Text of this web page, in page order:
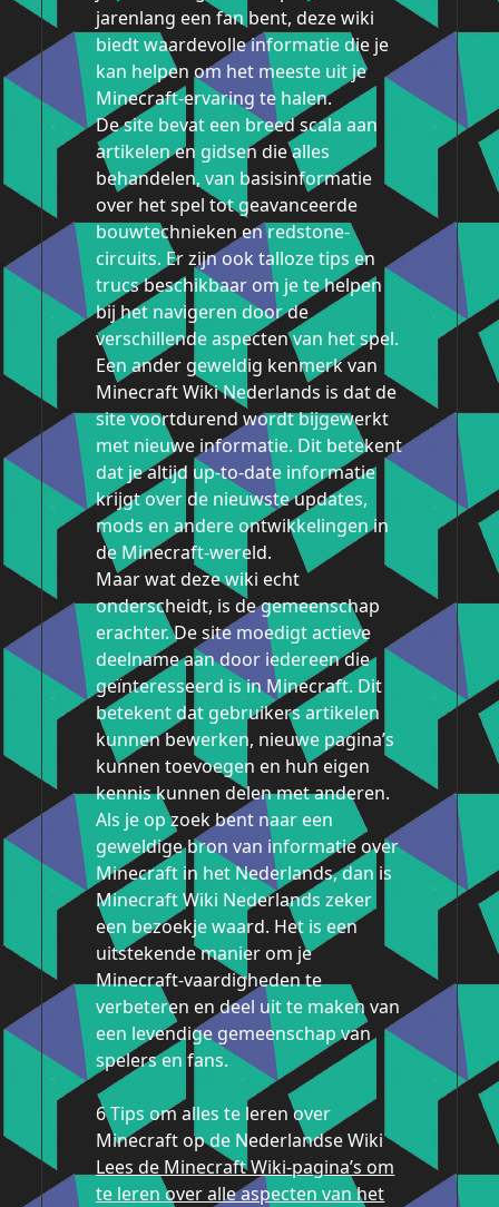
jarenlang een fan bent, deze wiki
biedt waardevolle informatie die je
kan helpen om het meeste uit je
Minecraft-ervaring te halen.
De site bevat een breed scala aan
artikelen en gidsen die alles
behandelen, van basisinformatie
over het spel tot geavanceerde
bouwtechnieken en redstone-
circuits. Er zijn ook talloze tips en
trucs beschikbaar om je te helpen
bij het navigeren door de
verschillende aspecten van het spel.
Een ander geweldig kenmerk van
Minecraft Wiki Nederlands is dat de
site voortdurend wordt bijgewerkt
met nieuwe informatie. Dit betekent
dat je altijd up-to-date informatie
krijgt over de nieuwste updates,
mods en andere ontwikkelingen in
de Minecraft-wereld.
Maar wat deze wiki echt
onderscheidt, is de gemeenschap
erachter. De site moedigt actieve
deelname aan door iedereen die
geïnteresseerd is in Minecraft. Dit
betekent dat gebruikers artikelen
kunnen bewerken, nieuwe pagina’s
kunnen toevoegen en hun eigen
kennis kunnen delen met anderen.
Als je op zoek bent naar een
geweldige bron van informatie over
Minecraft in het Nederlands, dan is
Minecraft Wiki Nederlands zeker
een bezoekje waard. Het is een
uitstekende manier om je
Minecraft-vaardigheden te
verbeteren en deel uit te maken van
een levendige gemeenschap van
spelers en fans.
6 Tips om alles te leren over
Minecraft op de Nederlandse Wiki
Lees de Minecraft Wiki-pagina’s om
te leren over alle aspecten van het